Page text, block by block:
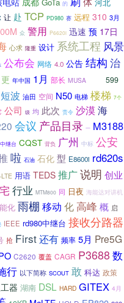
的
让 赴 TCP PD980 赛 远程 310 3月
众 警用 P6620i 迅速 预 17日
心求 隆重 设计 系统工程 风景
公布会 网络 4.0 公告 结构 治
更 年中国 1月 部长 MUSA
599
波 油田 空间 N50 电梯 楼梯 7个
公司 级 均 此次 责令 沙漠海
会议 产品目录 一 M3188
继台 CQST 背负 广州 中标 公安
啦 石油 石化 型 E8600i rd620s
用语 TEDS 推广说明 创业
宅 行业 MTM800 同 日夜 海能达对讲机
化 雨棚 移动 化高峰 概 启
IEEE rd980中继台 接收分路器
抢 First还有 频率 5月 Pre5G
C2620 覆盖 CAGR P3688 数
行 以下简称 SCOUT 敢 科达 政策
器 湖南 DSL HARD GITEX 4月